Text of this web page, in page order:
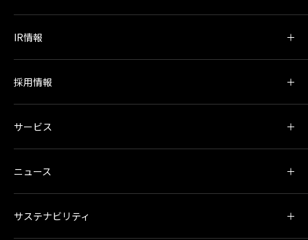
IR情報
採用情報
サービス
ニュース
サステナビリティ